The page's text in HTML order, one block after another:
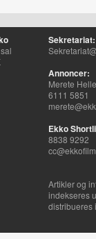
Sekretariat:
Annoncer:
Merete
6111 5851
Ekko
8838 9292
Artikler og
indekseres
distribueres